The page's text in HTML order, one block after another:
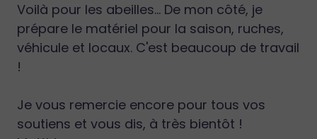
Voilà pour les abeilles… De mon côté, je
prépare le matériel pour la saison, ruches,
véhicule et locaux. C'est beaucoup de travail
!
Je vous remercie encore pour tous vos
soutiens et vous dis, à très bientôt !